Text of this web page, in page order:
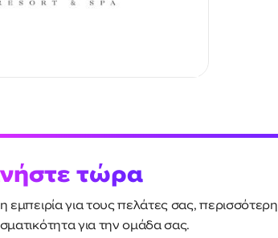
τώρα
εμπειρία για τους πελάτες σας, περισσότερη
για την ομάδα σας.